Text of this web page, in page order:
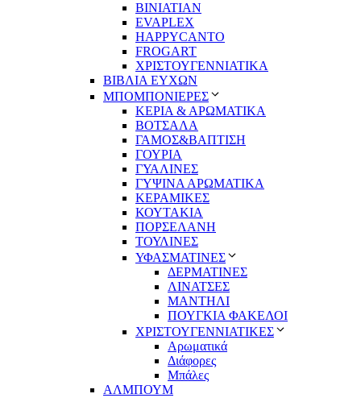
BINIATIAN
EVAPLEX
HAPPYCANTO
FROGART
ΧΡΙΣΤΟΥΓΕΝΝΙΑΤΙΚΑ
ΒΙΒΛΙΑ ΕΥΧΩΝ
ΜΠΟΜΠΟΝΙΕΡΕΣ
ΚΕΡΙΑ & ΑΡΩΜΑΤΙΚΑ
ΒΟΤΣΑΛΑ
ΓΑΜΟΣ&ΒΑΠΤΙΣΗ
ΓΟΥΡΙΑ
ΓΥΑΛΙΝΕΣ
ΓΥΨΙΝΑ ΑΡΩΜΑΤΙΚΑ
ΚΕΡΑΜΙΚΕΣ
ΚΟΥΤΑΚΙΑ
ΠΟΡΣΕΛΑΝΗ
ΤΟΥΛΙΝΕΣ
ΥΦΑΣΜΑΤΙΝΕΣ
ΔΕΡΜΑΤΙΝΕΣ
ΛΙΝΑΤΣΕΣ
ΜΑΝΤΗΛΙ
ΠΟΥΓΚΙΑ ΦΑΚΕΛΟΙ
ΧΡΙΣΤΟΥΓΕΝΝΙΑΤΙΚΕΣ
Αρωματικά
Διάφορες
Μπάλες
ΑΛΜΠΟΥΜ